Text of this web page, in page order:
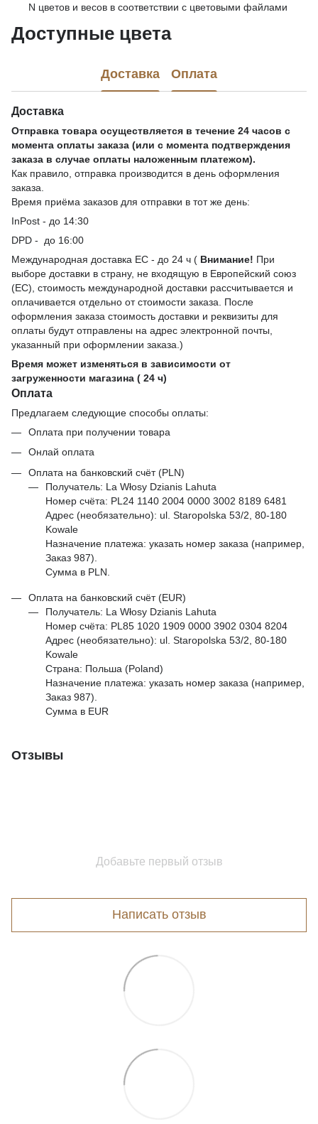
N цветов и весов в соответствии с цветовыми файлами
Доступные цвета
Доставка Оплата
Доставка
Отправка товара осуществляется в течение 24 часов с
момента оплаты заказа (или с момента подтверждения
заказа в случае оплаты наложенным платежом).
Как правило, отправка производится в день оформления
заказа.
Время приёма заказов для отправки в тот же день:
InPost - до 14:30
DPD - до 16:00
Международная доставка ЕС - до 24 ч ( Внимание! При
выборе доставки в страну, не входящую в Европейский союз
(ЕС), стоимость международной доставки рассчитывается и
оплачивается отдельно от стоимости заказа. После
оформления заказа стоимость доставки и реквизиты для
оплаты будут отправлены на адрес электронной почты,
указанный при оформлении заказа.)
Время может изменяться в зависимости от
загруженности магазина ( 24 ч)
Оплата
Предлагаем следующие способы оплаты:
Оплата при получении товара
Онлай оплата
Оплата на банковский счёт (PLN)
Получатель: La Włosy Dzianis Lahuta
Номер счёта: PL24 1140 2004 0000 3002 8189 6481
Адрес (необязательно): ul. Staropolska 53/2, 80-180
Kowale
Назначение платежа: указать номер заказа (например,
Заказ 987).
Сумма в PLN.
Оплата на банковский счёт (EUR)
Получатель: La Włosy Dzianis Lahuta
Номер счёта: PL85 1020 1909 0000 3902 0304 8204
Адрес (необязательно): ul. Staropolska 53/2, 80-180
Kowale
Страна: Польша (Poland)
Назначение платежа: указать номер заказа (например,
Заказ 987).
Сумма в EUR
Отзывы
Добавьте первый отзыв
Написать отзыв